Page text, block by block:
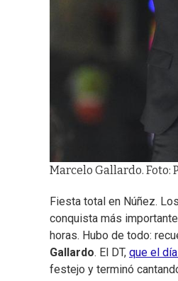
Marcelo Gallardo. Foto:
Fiesta total en Núñez.
conquista más
horas. Hubo de todo:
Gallardo. El DT, que el
festejo y terminó